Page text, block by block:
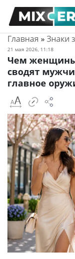
Главная » Знаки
21 мая 2026, 11:18
Чем женщины
сводят
главное